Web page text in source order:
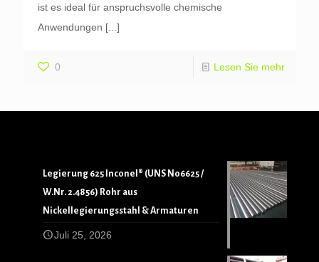
ist es ideal für anspruchsvolle chemische
Anwendungen [...]
0 Lesen Sie mehr
Legierung 625 Inconel® (UNS N06625 /
W.Nr. 2.4856) Rohr aus
Nickellegierungsstahl & Armaturen
Juli 25, 2026